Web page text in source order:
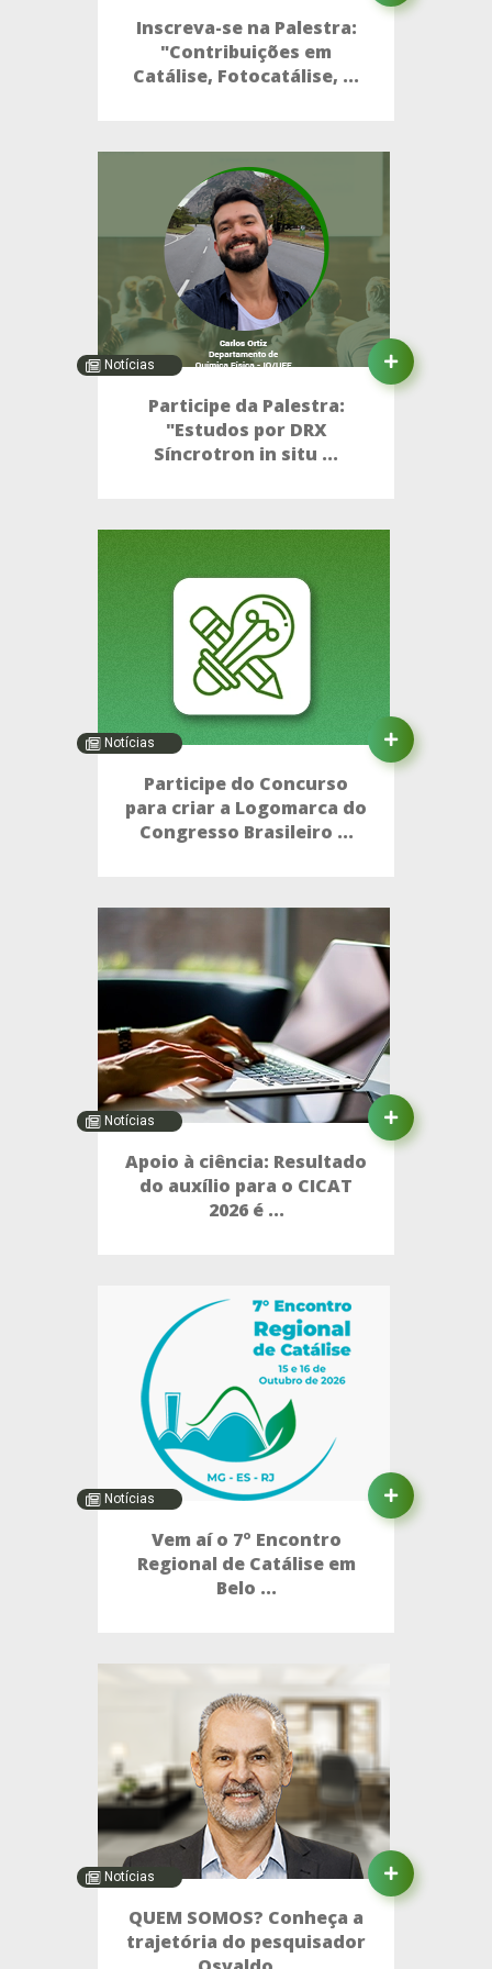
Inscreva-se na Palestra:
"Contribuições em
Catálise, Fotocatálise, ...
Notícias
Participe da Palestra:
"Estudos por DRX
Síncrotron in situ ...
Notícias
Participe do Concurso
para criar a Logomarca do
Congresso Brasileiro ...
Notícias
Apoio à ciência: Resultado
do auxílio para o CICAT
2026 é ...
Notícias
Vem aí o 7º Encontro
Regional de Catálise em
Belo ...
Notícias
QUEM SOMOS? Conheça a
trajetória do pesquisador